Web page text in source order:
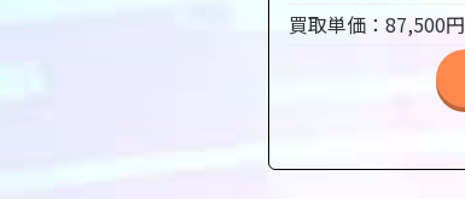
買取単価：87,500円